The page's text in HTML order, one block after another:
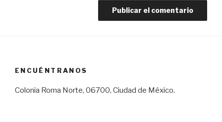
ENCUÉNTRANOS
Colonia Roma Norte, 06700, Ciudad de México.